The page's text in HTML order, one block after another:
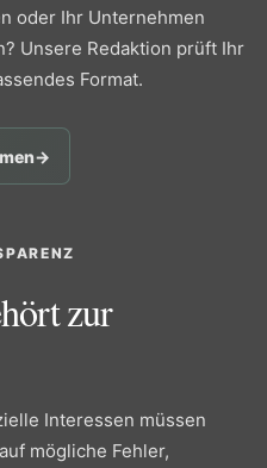
oder Ihr Unternehmen
Unsere Redaktion prüft Ihr
Format.
→
zur
Interessen müssen
mögliche Fehler,